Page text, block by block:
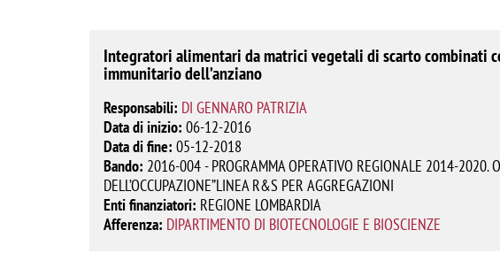
Integratori alimentari da matrici vegetali di scarto combinati
immunitario dell’anziano
Responsabili: DI GENNARO PATRIZIA
Data di inizio: 06-12-2016
Data di fine: 05-12-2018
Bando: 2016-004 - PROGRAMMA OPERATIVO REGIONALE 2014-2020.
DELL’OCCUPAZIONE”LINEA R&S PER AGGREGAZIONI
Enti finanziatori: REGIONE LOMBARDIA
Afferenza: DIPARTIMENTO DI BIOTECNOLOGIE E BIOSCIENZE